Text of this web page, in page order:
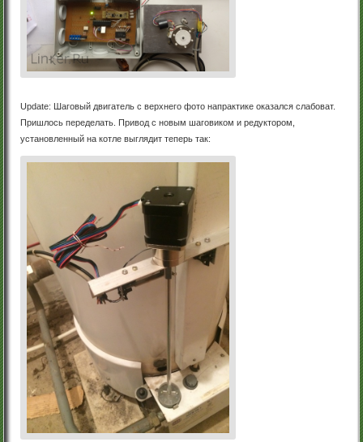
Update: Шаговый двигатель с верхнего фото напрактике оказался слабоват.
Пришлось переделать. Привод с новым шаговиком и редуктором,
установленный на котле выглядит теперь так: